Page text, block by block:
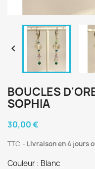

BOUCLES
SOPHIA
30,00 €
TTC Livraison en 4 jours
Couleur : Blanc